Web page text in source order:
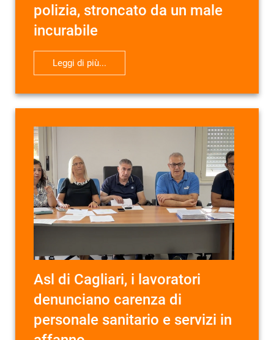
polizia, stroncato da un male
incurabile
Leggi di più...
Asl di Cagliari, i lavoratori
denunciano carenza di
personale sanitario e servizi in